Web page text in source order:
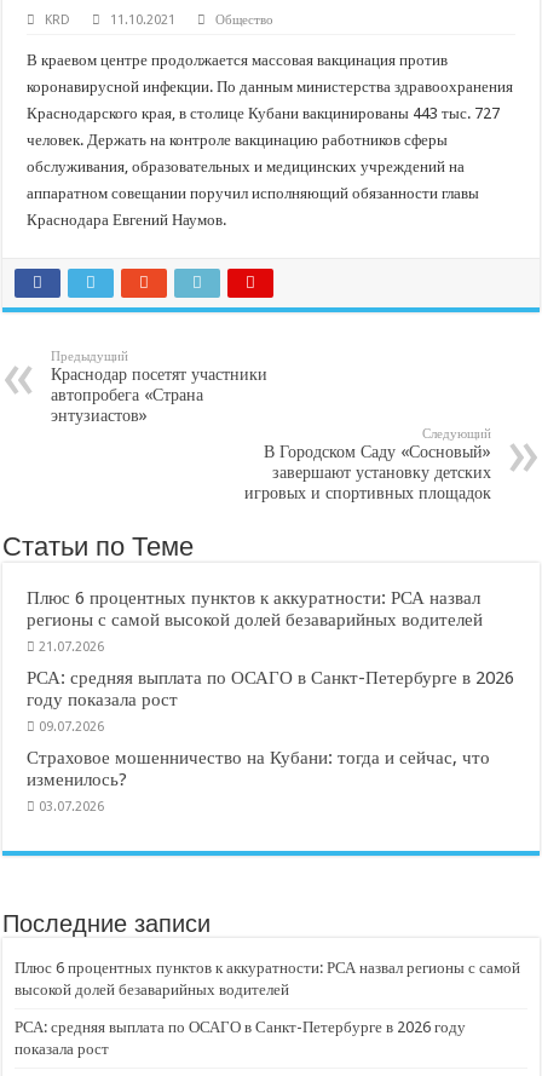
В городах и районах Кубани отметили День России
Стартовал прием заявок на 20-й юбилейный молодежный форум «Регион 93»
KRD 11.10.2021 Общество
В краевом центре продолжается массовая вакцинация против
коронавирусной инфекции. По данным министерства здравоохранения
Краснодарского края, в столице Кубани вакцинированы 443 тыс. 727
человек. Держать на контроле вакцинацию работников сферы
обслуживания, образовательных и медицинских учреждений на
аппаратном совещании поручил исполняющий обязанности главы
Краснодара Евгений Наумов.
Предыдущий
Краснодар посетят участники
автопробега «Страна
энтузиастов»
Следующий
В Городском Саду «Сосновый»
завершают установку детских
игровых и спортивных площадок
Статьи по Теме
Плюс 6 процентных пунктов к аккуратности: РСА назвал
регионы с самой высокой долей безаварийных водителей
21.07.2026
РСА: средняя выплата по ОСАГО в Санкт-Петербурге в 2026
году показала рост
09.07.2026
Страховое мошенничество на Кубани: тогда и сейчас, что
изменилось?
03.07.2026
Последние записи
Плюс 6 процентных пунктов к аккуратности: РСА назвал регионы с самой
высокой долей безаварийных водителей
РСА: средняя выплата по ОСАГО в Санкт-Петербурге в 2026 году
показала рост